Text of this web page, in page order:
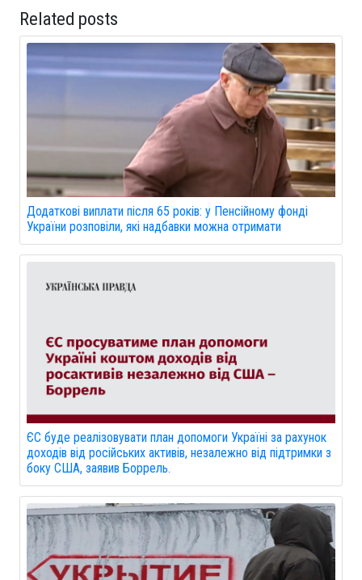
Related posts
Додаткові виплати після 65 років: у Пенсійному фонді
України розповіли, які надбавки можна отримати
ЄС буде реалізовувати план допомоги Україні за рахунок
доходів від російських активів, незалежно від підтримки з
боку США, заявив Боррель.